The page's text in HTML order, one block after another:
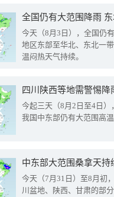
全国仍有大范围降雨
今天（8月3日），全国仍
地区东部至华北、东北一
温闷热天气持续。
今起三天（8月2日至4日
我国中东部仍有大范围高
中东部大范围桑拿天
今天（7月31日）至8月初
川盆地、陕西、甘肃的部